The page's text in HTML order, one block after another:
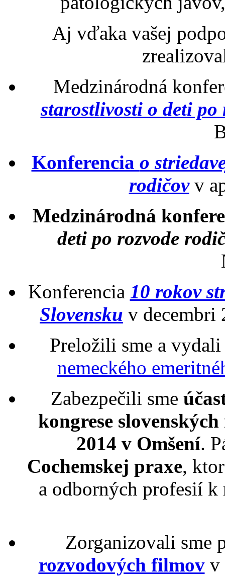
Aj vďaka vašej
Medzinárodná
starostlivosti o deti po
Konferencia o
rodičovv
Medzinárodná
deti po rozvode
Konferencia 10 rokov
Slovensku v decembri
Preložili sme a
nemeckého
Zabezpečili sme
kongrese
2014 v Omšení.
Cochemskej praxe,
a odborných profesií
Zorganizovali sme
rozvodových filmovv